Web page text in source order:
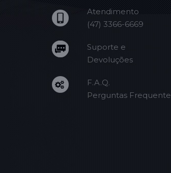
Atendimento
(47) 3366-6669
Suporte e
Devoluções
F.A.Q.
Perguntas